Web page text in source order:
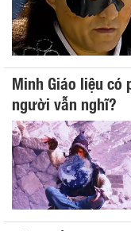
Minh Giáo liệu
người vẫn nghĩ?